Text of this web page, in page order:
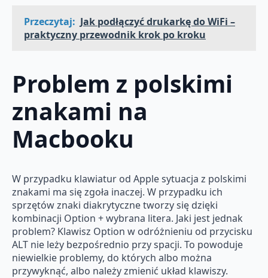
Przeczytaj: Jak podłączyć drukarkę do WiFi –
praktyczny przewodnik krok po kroku
Problem z polskimi
znakami na
Macbooku
W przypadku klawiatur od Apple sytuacja z polskimi
znakami ma się zgoła inaczej. W przypadku ich
sprzętów znaki diakrytyczne tworzy się dzięki
kombinacji Option + wybrana litera. Jaki jest jednak
problem? Klawisz Option w odróżnieniu od przycisku
ALT nie leży bezpośrednio przy spacji. To powoduje
niewielkie problemy, do których albo można
przywyknąć, albo należy zmienić układ klawiszy.